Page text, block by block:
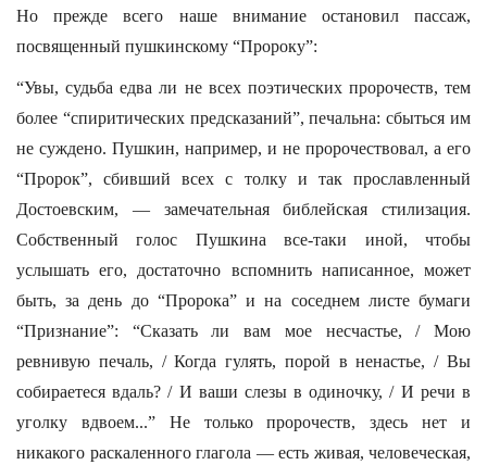
Но прежде всего наше внимание остановил пассаж,
посвященный пушкинскому “Пророку”:
“Увы, судьба едва ли не всех поэтических пророчеств, тем
более “спиритических предсказаний”, печальна: сбыться им
не суждено. Пушкин, например, и не пророчествовал, а его
“Пророк”, сбивший всех с толку и так прославленный
Достоевским, — замечательная библейская стилизация.
Собственный голос Пушкина все-таки иной, чтобы
услышать его, достаточно вспомнить написанное, может
быть, за день до “Пророка” и на соседнем листе бумаги
“Признание”: “Сказать ли вам мое несчастье, / Мою
ревнивую печаль, / Когда гулять, порой в ненастье, / Вы
собираетеся вдаль? / И ваши слезы в одиночку, / И речи в
уголку вдвоем...” Не только пророчеств, здесь нет и
никакого раскаленного глагола — есть живая, человеческая,